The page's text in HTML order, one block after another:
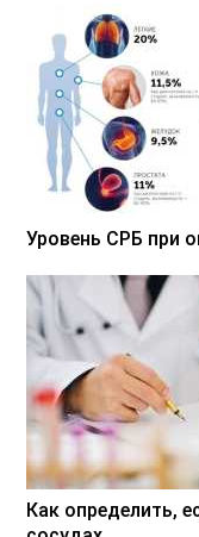
Уровень СРБ при
Как определить,